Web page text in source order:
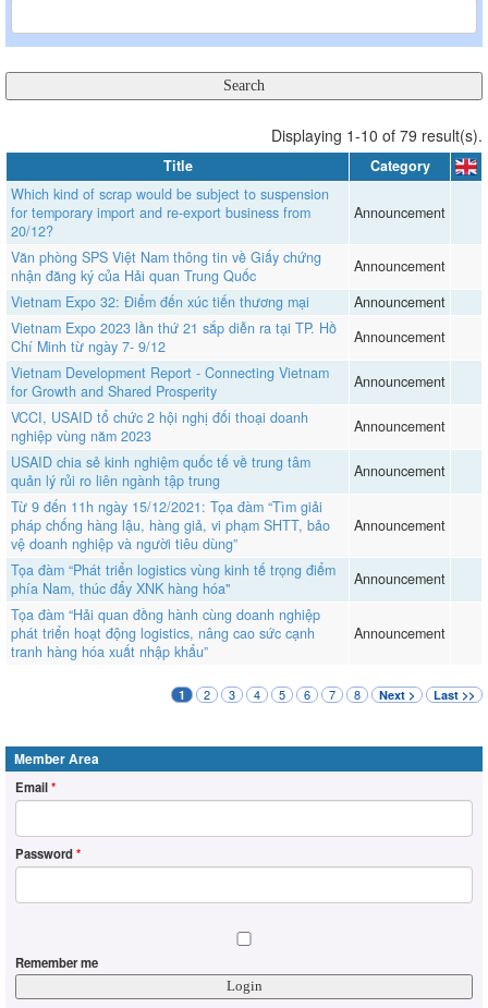
Displaying 1-10 of 79 result(s).
Title
Category
Which kind of scrap would be subject to suspension
for temporary import and re-export business from
20/12?
Announcement
Văn phòng SPS Việt Nam thông tin về Giấy chứng
nhận đăng ký của Hải quan Trung Quốc
Announcement
Vietnam Expo 32: Điểm đến xúc tiến thương mại
Announcement
Vietnam Expo 2023 lần thứ 21 sắp diễn ra tại TP. Hồ
Chí Minh từ ngày 7- 9/12
Announcement
Vietnam Development Report - Connecting Vietnam
for Growth and Shared Prosperity
Announcement
VCCI, USAID tổ chức 2 hội nghị đối thoại doanh
nghiệp vùng năm 2023
Announcement
USAID chia sẻ kinh nghiệm quốc tế về trung tâm
quản lý rủi ro liên ngành tập trung
Announcement
Từ 9 đến 11h ngày 15/12/2021: Tọa đàm “Tìm giải
pháp chống hàng lậu, hàng giả, vi phạm SHTT, bảo
vệ doanh nghiệp và người tiêu dùng”
Announcement
Tọa đàm “Phát triển logistics vùng kinh tế trọng điểm
phía Nam, thúc đẩy XNK hàng hóa"
Announcement
Tọa đàm “Hải quan đồng hành cùng doanh nghiệp
phát triển hoạt động logistics, nâng cao sức cạnh
tranh hàng hóa xuất nhập khẩu”
Announcement
1 2 3 4 5 6 7 8 Next > Last >>
Member Area
Email*
Password*
Remember me